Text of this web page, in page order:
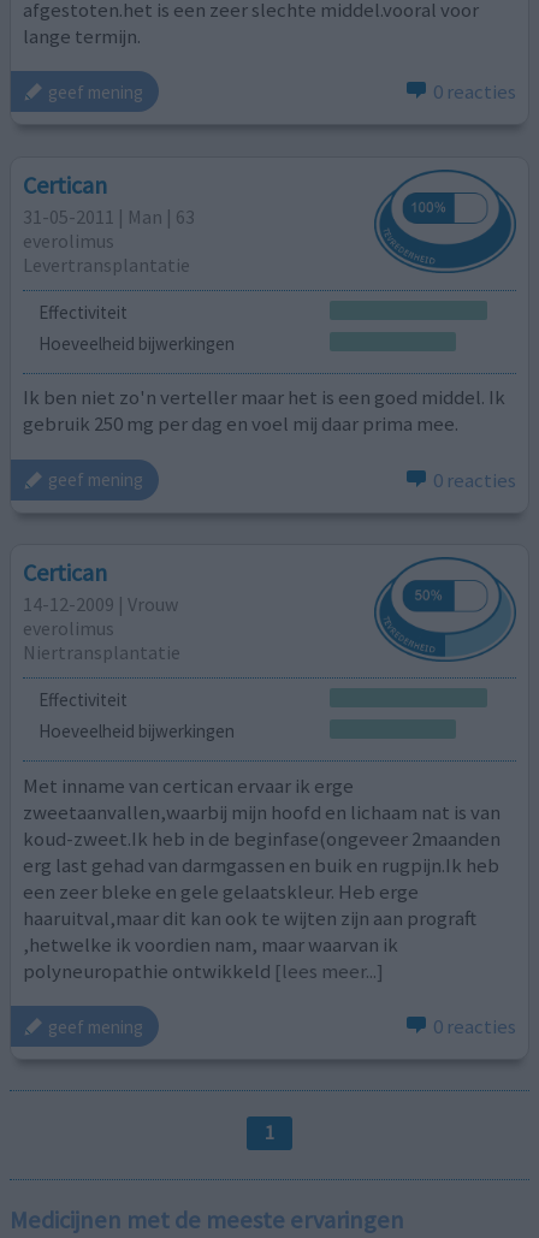
afgestoten.het is een zeer slechte middel.vooral voor
lange termijn.
geef mening 0 reacties
Certican
31-05-2011 | Man | 63
everolimus
Levertransplantatie
Effectiviteit
Hoeveelheid bijwerkingen
Ik ben niet zo'n verteller maar het is een goed middel. Ik
gebruik 250 mg per dag en voel mij daar prima mee.
geef mening 0 reacties
Certican
14-12-2009 | Vrouw
everolimus
Niertransplantatie
Effectiviteit
Hoeveelheid bijwerkingen
Met inname van certican ervaar ik erge
zweetaanvallen,waarbij mijn hoofd en lichaam nat is van
koud-zweet.Ik heb in de beginfase(ongeveer 2maanden
erg last gehad van darmgassen en buik en rugpijn.Ik heb
een zeer bleke en gele gelaatskleur. Heb erge
haaruitval,maar dit kan ook te wijten zijn aan prograft
,hetwelke ik voordien nam, maar waarvan ik
polyneuropathie ontwikkeld [lees meer...]
geef mening 0 reacties
1
Medicijnen met de meeste ervaringen